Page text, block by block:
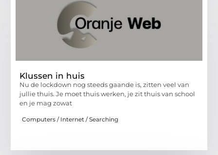
Klussen in huis
Nu de lockdown nog steeds gaande is, zitten veel van
jullie thuis. Je moet thuis werken, je zit thuis van school
en je mag zowat
Computers / Internet / Searching